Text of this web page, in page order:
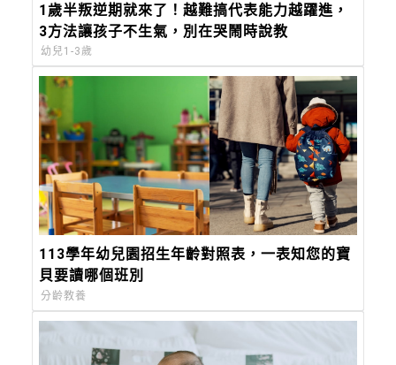
1歲半叛逆期就來了！越難搞代表能力越躍進，
3方法讓孩子不生氣，別在哭鬧時說教
幼兒1-3歲
113學年幼兒園招生年齡對照表，一表知您的寶
貝要讀哪個班別
分齡教養